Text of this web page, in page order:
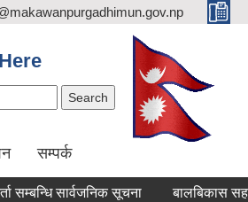
सम्पर्क
सार्वजनिक सूचना बालबिकास सहजकर्ता